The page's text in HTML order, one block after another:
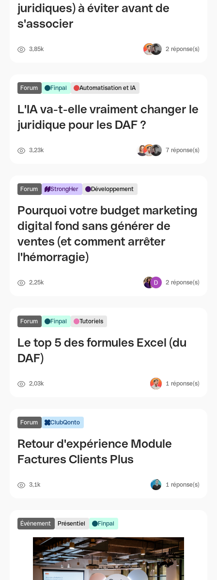
juridiques) à éviter avant de
s'associer
3,85k 2 réponse(s)
Forum Finpal Automatisation et IA
L'IA va-t-elle vraiment changer le
juridique pour les DAF ?
3,23k 7 réponse(s)
Forum StrongHer Développement
Pourquoi votre budget marketing
digital fond sans générer de
ventes (et comment arrêter
l'hémorragie)
2,25k 2 réponse(s)
Forum Finpal Tutoriels
Le top 5 des formules Excel (du
DAF)
2,03k 1 réponse(s)
Forum ClubQonto
Retour d'expérience Module
Factures Clients Plus
3,1k 1 réponse(s)
Événement Présentiel Finpal